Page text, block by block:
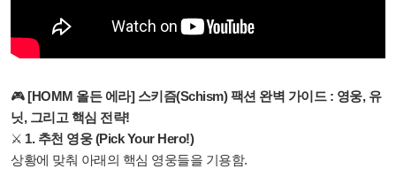
🎮[HOMM 올든 에라] 스키즘(Schism) 팩션 완벽 가이드 : 영웅, 유
닛, 그리고 핵심 전략!
⚔️ 1. 추천 영웅 (Pick Your Hero!)
상황에 맞춰 아래의 핵심 영웅들을 기용함.